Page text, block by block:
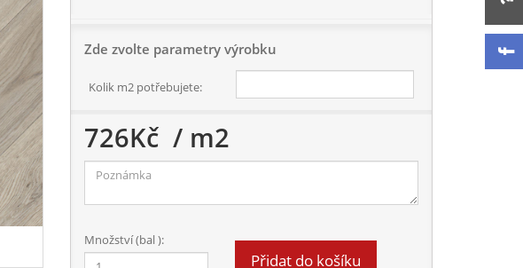
Zde zvolte parametry výrobku
Kolik m2 potřebujete:
726Kč / m2
Množství (bal ):
Přidat do košíku